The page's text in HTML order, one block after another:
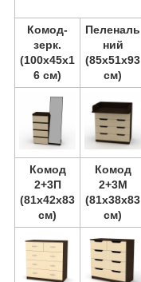
Комод-
зерк.
(100х45х1
6 см)
Пеленаль
ний
(85х51х93
см)
Комод
2+3П
(81х42х83
см)
Комод
2+3М
(81х38х83
см)